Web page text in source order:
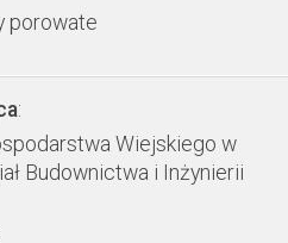
porowate
:
Wiejskiego w
Budownictwa i Inżynierii